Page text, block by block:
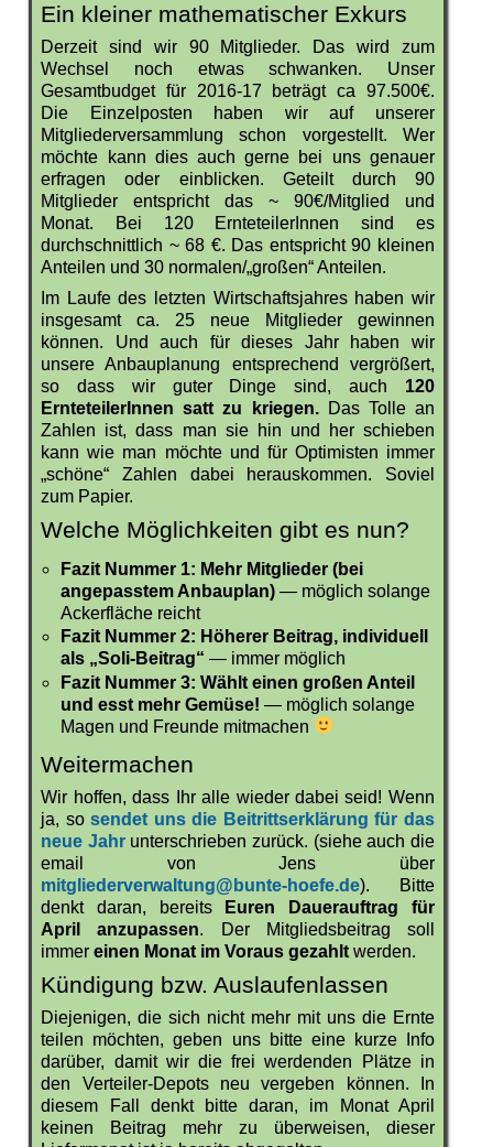
Ein kleiner mathematischer Exkurs
Derzeit sind wir 90 Mitglieder. Das wird zum
Wechsel noch etwas schwanken. Unser
Gesamtbudget für 2016-17 beträgt ca 97.500€.
Die Einzelposten haben wir auf unserer
Mitgliederversammlung schon vorgestellt. Wer
möchte kann dies auch gerne bei uns genauer
erfragen oder einblicken. Geteilt durch 90
Mitglieder entspricht das ~ 90€/Mitglied und
Monat. Bei 120 ErnteteilerInnen sind es
durchschnittlich ~ 68 €. Das entspricht 90 kleinen
Anteilen und 30 normalen/„großen“ Anteilen.
Im Laufe des letzten Wirtschaftsjahres haben wir
insgesamt ca. 25 neue Mitglieder gewinnen
können. Und auch für dieses Jahr haben wir
unsere Anbauplanung entsprechend vergrößert,
so dass wir guter Dinge sind, auch 120
ErnteteilerInnen satt zu kriegen.Das Tolle an
Zahlen ist, dass man sie hin und her schieben
kann wie man möchte und für Optimisten immer
„schöne“ Zahlen dabei herauskommen. Soviel
zum Papier.
Welche Möglichkeiten gibt es nun?
Fazit Nummer 1: Mehr Mitglieder (bei
angepasstem Anbauplan) — möglich solange
Ackerfläche reicht
Fazit Nummer 2: Höherer Beitrag, individuell
als „Soli-Beitrag“ — immer möglich
Fazit Nummer 3: Wählt einen großen Anteil
und esst mehr Gemüse! — möglich solange
Magen und Freunde mitmachen
Weitermachen
Wir hoffen, dass Ihr alle wieder dabei seid! Wenn
ja, sosendet uns die Beitrittserklärung für das
neue Jahrunterschrieben zurück. (siehe auch die
email von Jens über
mitgliederverwaltung@bunte-hoefe.de). Bitte
denkt daran, bereitsEuren Dauerauftrag für
April anzupassen. Der Mitgliedsbeitrag soll
immereinen Monat im Voraus gezahltwerden.
Kündigung bzw. Auslaufenlassen
Diejenigen, die sich nicht mehr mit uns die Ernte
teilen möchten, geben uns bitte eine kurze Info
darüber, damit wir die frei werdenden Plätze in
den Verteiler-Depots neu vergeben können. In
diesem Fall denkt bitte daran, im Monat April
keinen Beitrag mehr zu überweisen, dieser